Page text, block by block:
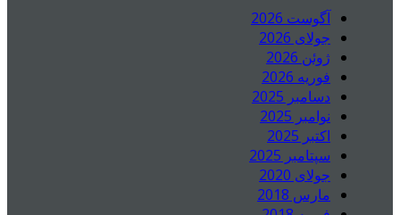
آگوست 2026
جولای 2026
ژوئن 2026
فوریه 2026
دسامبر 2025
نوامبر 2025
اکتبر 2025
سپتامبر 2025
جولای 2020
مارس 2018